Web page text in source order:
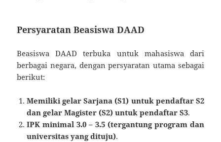
Persyaratan Beasiswa DAAD
Beasiswa DAAD terbuka untuk mahasiswa dari
berbagai negara, dengan persyaratan utama sebagai
berikut:
Memiliki gelar Sarjana (S1) untuk pendaftar S2
dan gelar Magister (S2) untuk pendaftar S3.
IPK minimal 3.0 – 3.5 (tergantung program dan
universitas yang dituju).